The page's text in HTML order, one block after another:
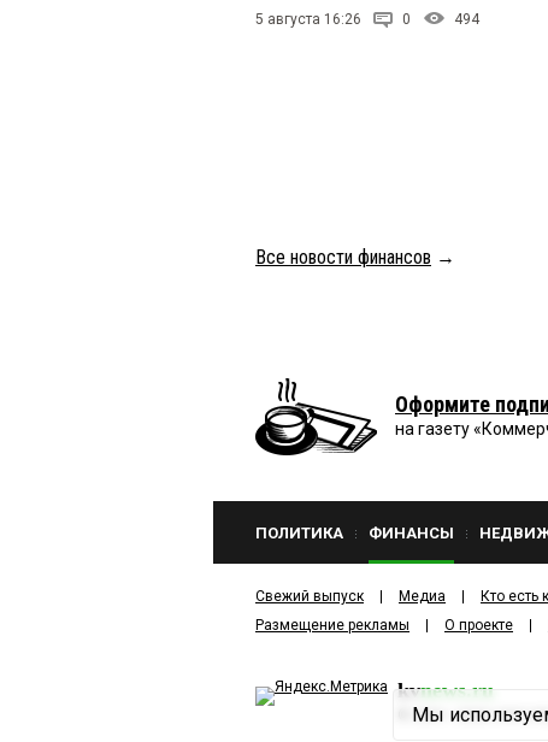
5 августа 16:26 0 494
Все новости финансов →
Оформите
на газету
ПОЛИТИКА ФИНАНСЫ
Свежий выпуск Медиа Кто есть
Размещение рекламы
О проекте
kvnews.ru
2001—2026ООО
Мы